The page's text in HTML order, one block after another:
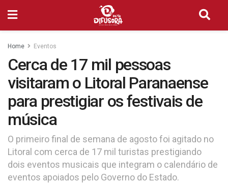
Home Eventos
Cerca de 17 mil pessoas
visitaram o Litoral Paranaense
para prestigiar os festivais de
música
O primeiro final de semana de agosto foi agitado no
Litoral com cerca de 17 mil turistas prestigiando
dois eventos musicais que integram o calendário de
eventos apoiados pelo Governo do Estado.